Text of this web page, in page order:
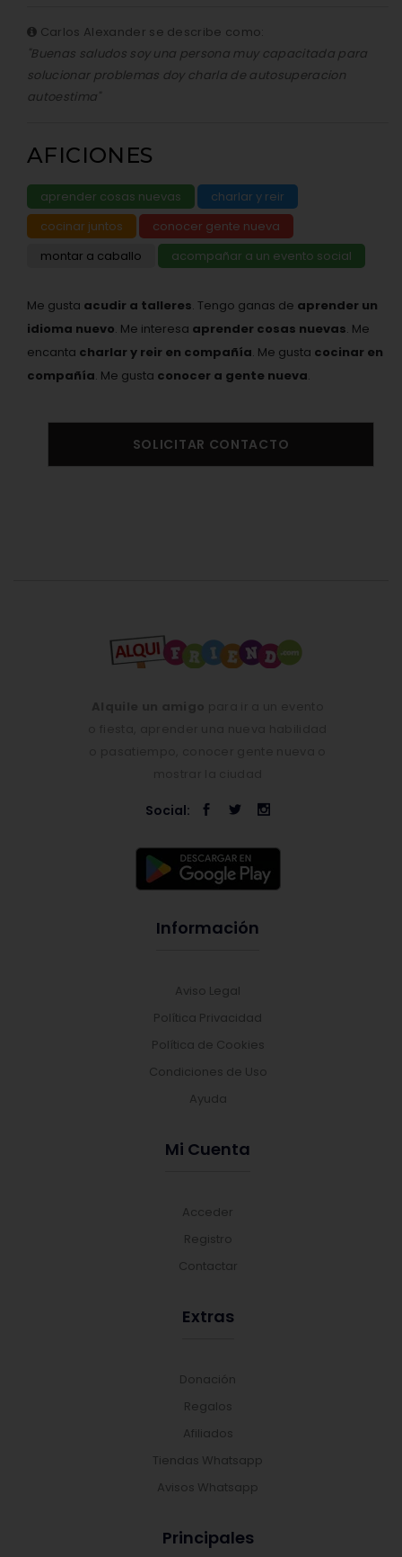
Carlos Alexander se describe como:
"Buenas saludos soy una persona muy capacitada para
solucionar problemas doy charla de autosuperacion
autoestima"
AFICIONES
aprender cosas nuevas
charlar y reir
cocinar juntos
conocer gente nueva
montar a caballo
acompañar a un evento social
Me gusta acudir a talleres. Tengo ganas de aprender un
idioma nuevo. Me interesa aprender cosas nuevas. Me
encanta charlar y reir en compañía. Me gusta cocinar en
compañía. Me gusta conocer a gente nueva.
SOLICITAR CONTACTO
Social:
Información
Aviso Legal
Política Privacidad
Política de Cookies
Condiciones de Uso
Ayuda
Mi Cuenta
Acceder
Registro
Contactar
Extras
Donación
Regalos
Afiliados
Tiendas Whatsapp
Avisos Whatsapp
Principales